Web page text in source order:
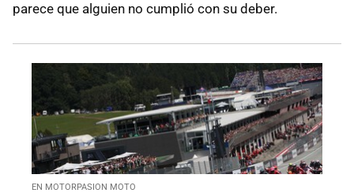
parece que alguien no cumplió con su deber.
EN MOTORPASION MOTO